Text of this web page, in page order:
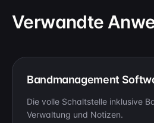
Verwandte
Bandmanagement
Die volle Schaltstelle inklusive
Verwaltung und Notizen.